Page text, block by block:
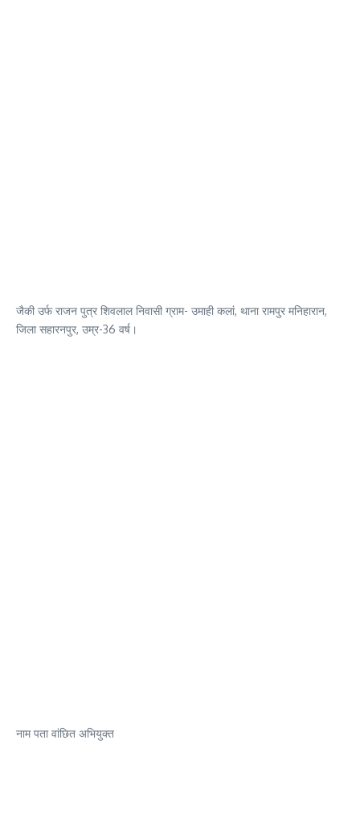
जैकी उर्फ राजन पुत्र शिवलाल निवासी ग्राम- उमाही कलां, थाना रामपुर मनिहारान,
जिला सहारनपुर, उम्र-36 वर्ष।
नाम पता वांछित अभियुक्त